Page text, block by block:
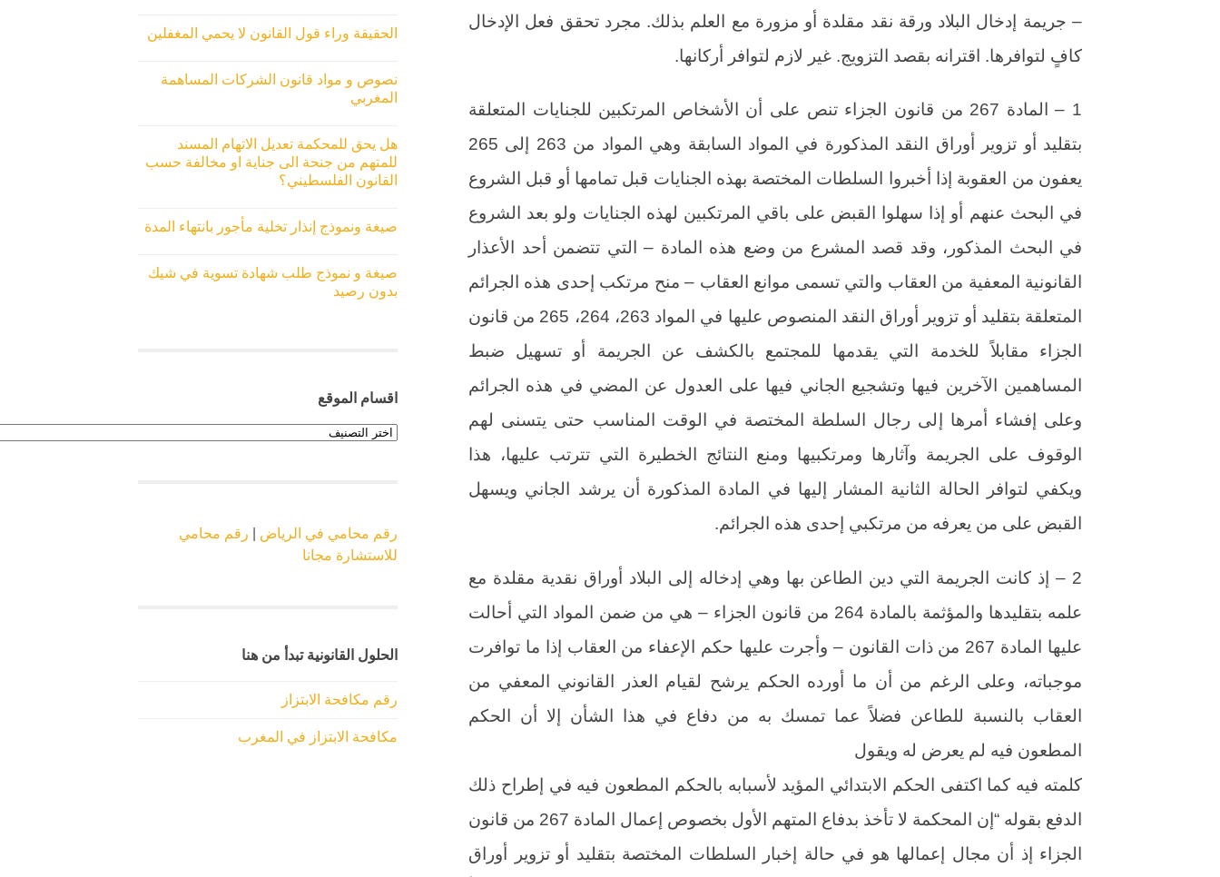
– جريمة إدخال البلاد ورقة نقد مقلدة أو مزورة مع العلم بذلك. مجرد تحقق فعل الإدخال
كافٍ لتوافرها. اقترانه بقصد التزويج. غير لازم لتوافر أركانها.
1 – المادة 267 من قانون الجزاء تنص على أن الأشخاص المرتكبين للجنايات المتعلقة
بتقليد أو تزوير أوراق النقد المذكورة في المواد السابقة وهي المواد من 263 إلى 265
يعفون من العقوبة إذا أخبروا السلطات المختصة بهذه الجنايات قبل تمامها أو قبل الشروع
في البحث عنهم أو إذا سهلوا القبض على باقي المرتكبين لهذه الجنايات ولو بعد الشروع
في البحث المذكور، وقد قصد المشرع من وضع هذه المادة – التي تتضمن أحد الأعذار
القانونية المعفية من العقاب والتي تسمى موانع العقاب – منح مرتكب إحدى هذه الجرائم
المتعلقة بتقليد أو تزوير أوراق النقد المنصوص عليها في المواد 263، 264، 265 من قانون
الجزاء مقابلاً للخدمة التي يقدمها للمجتمع بالكشف عن الجريمة أو تسهيل ضبط
المساهمين الآخرين فيها وتشجيع الجاني فيها على العدول عن المضي في هذه الجرائم
وعلى إفشاء أمرها إلى رجال السلطة المختصة في الوقت المناسب حتى يتسنى لهم
الوقوف على الجريمة وآثارها ومرتكبيها ومنع النتائج الخطيرة التي تترتب عليها، هذا
ويكفي لتوافر الحالة الثانية المشار إليها في المادة المذكورة أن يرشد الجاني ويسهل
القبض على من يعرفه من مرتكبي إحدى هذه الجرائم.
2 – إذ كانت الجريمة التي دين الطاعن بها وهي إدخاله إلى البلاد أوراق نقدية مقلدة مع
علمه بتقليدها والمؤثمة بالمادة 264 من قانون الجزاء – هي من ضمن المواد التي أحالت
عليها المادة 267 من ذات القانون – وأجرت عليها حكم الإعفاء من العقاب إذا ما توافرت
موجباته، وعلى الرغم من أن ما أورده الحكم يرشح لقيام العذر القانوني المعفي من
العقاب بالنسبة للطاعن فضلاً عما تمسك به من دفاع في هذا الشأن إلا أن الحكم
المطعون فيه لم يعرض له ويقول
كلمته فيه كما اكتفى الحكم الابتدائي المؤيد لأسبابه بالحكم المطعون فيه في إطراح ذلك
الدفع بقوله “إن المحكمة لا تأخذ بدفاع المتهم الأول بخصوص إعمال المادة 267 من قانون
الجزاء إذ أن مجال إعمالها هو في حالة إخبار السلطات المختصة بتقليد أو تزوير أوراق
الحقيقة وراء قول القانون لا يحمي المغفلين
نصوص و مواد قانون الشركات المساهمة
المغربي
هل يحق للمحكمة تعديل الاتهام المسند
للمتهم من جنحة الى جناية او مخالفة حسب
القانون الفلسطيني؟
صيغة ونموذج إنذار تخلية مأجور بانتهاء المدة
صيغة و نموذج طلب شهادة تسوية في شيك
بدون رصيد
اقسام الموقع
اقسام
الموقع
رقم محامي في الرياض
رقم محامي
للاستشارة مجانا
الحلول القانونية تبدأ من هنا
رقم مكافحة الابتزاز
مكافحة الابتزاز في المغرب